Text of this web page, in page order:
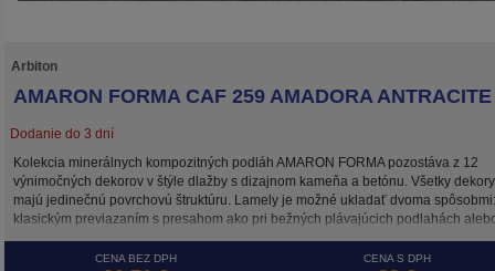
Arbiton
AMARON FORMA CAF 259 AMADORA ANTRACITE
Dodanie do 3 dní
Kolekcia minerálnych kompozitných podláh AMARON FORMA pozostáva z 12
výnimočných dekorov v štýle dlažby s dizajnom kameňa a betónu. Všetky dekory
majú jedinečnú povrchovú štruktúru. Lamely je možné ukladať dvoma spôsobmi:
klasickým previazaním s presahom ako pri bežných plávajúcich podlahách
smeroch umožňuje systém 5G CROSS, ktorý zaisťuje stabilitu spojov takto
CENA BEZ DPH CENA S DPH